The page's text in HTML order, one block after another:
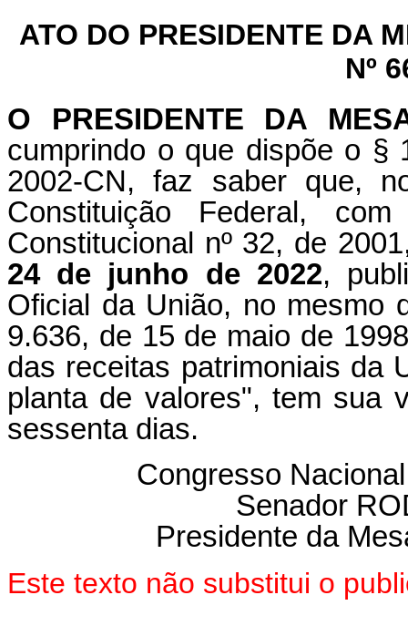
ATO DO PRESIDENTE DA
Nº
O PRESIDENTE DA
cumprindo o que dispõe o §
2002-CN, faz saber que,
Constituição Federal,
Constitucional nº 32, de
24 de junho de 2022,
Oficial da União, no mesmo
9.636, de 15 de maio de
das receitas patrimoniais da
planta de valores", tem sua
sessenta dias.
Congresso
Senador
Presidente da
Este texto não substitui o